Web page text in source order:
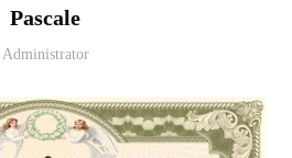
Pascale
Administrator